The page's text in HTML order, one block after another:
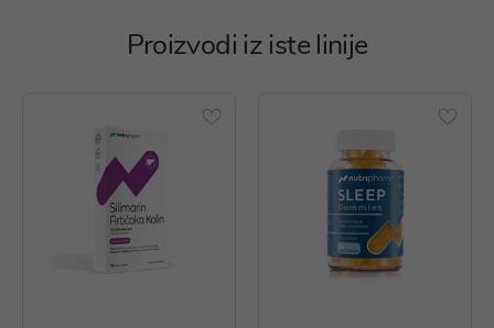
Proizvodi iz iste linije